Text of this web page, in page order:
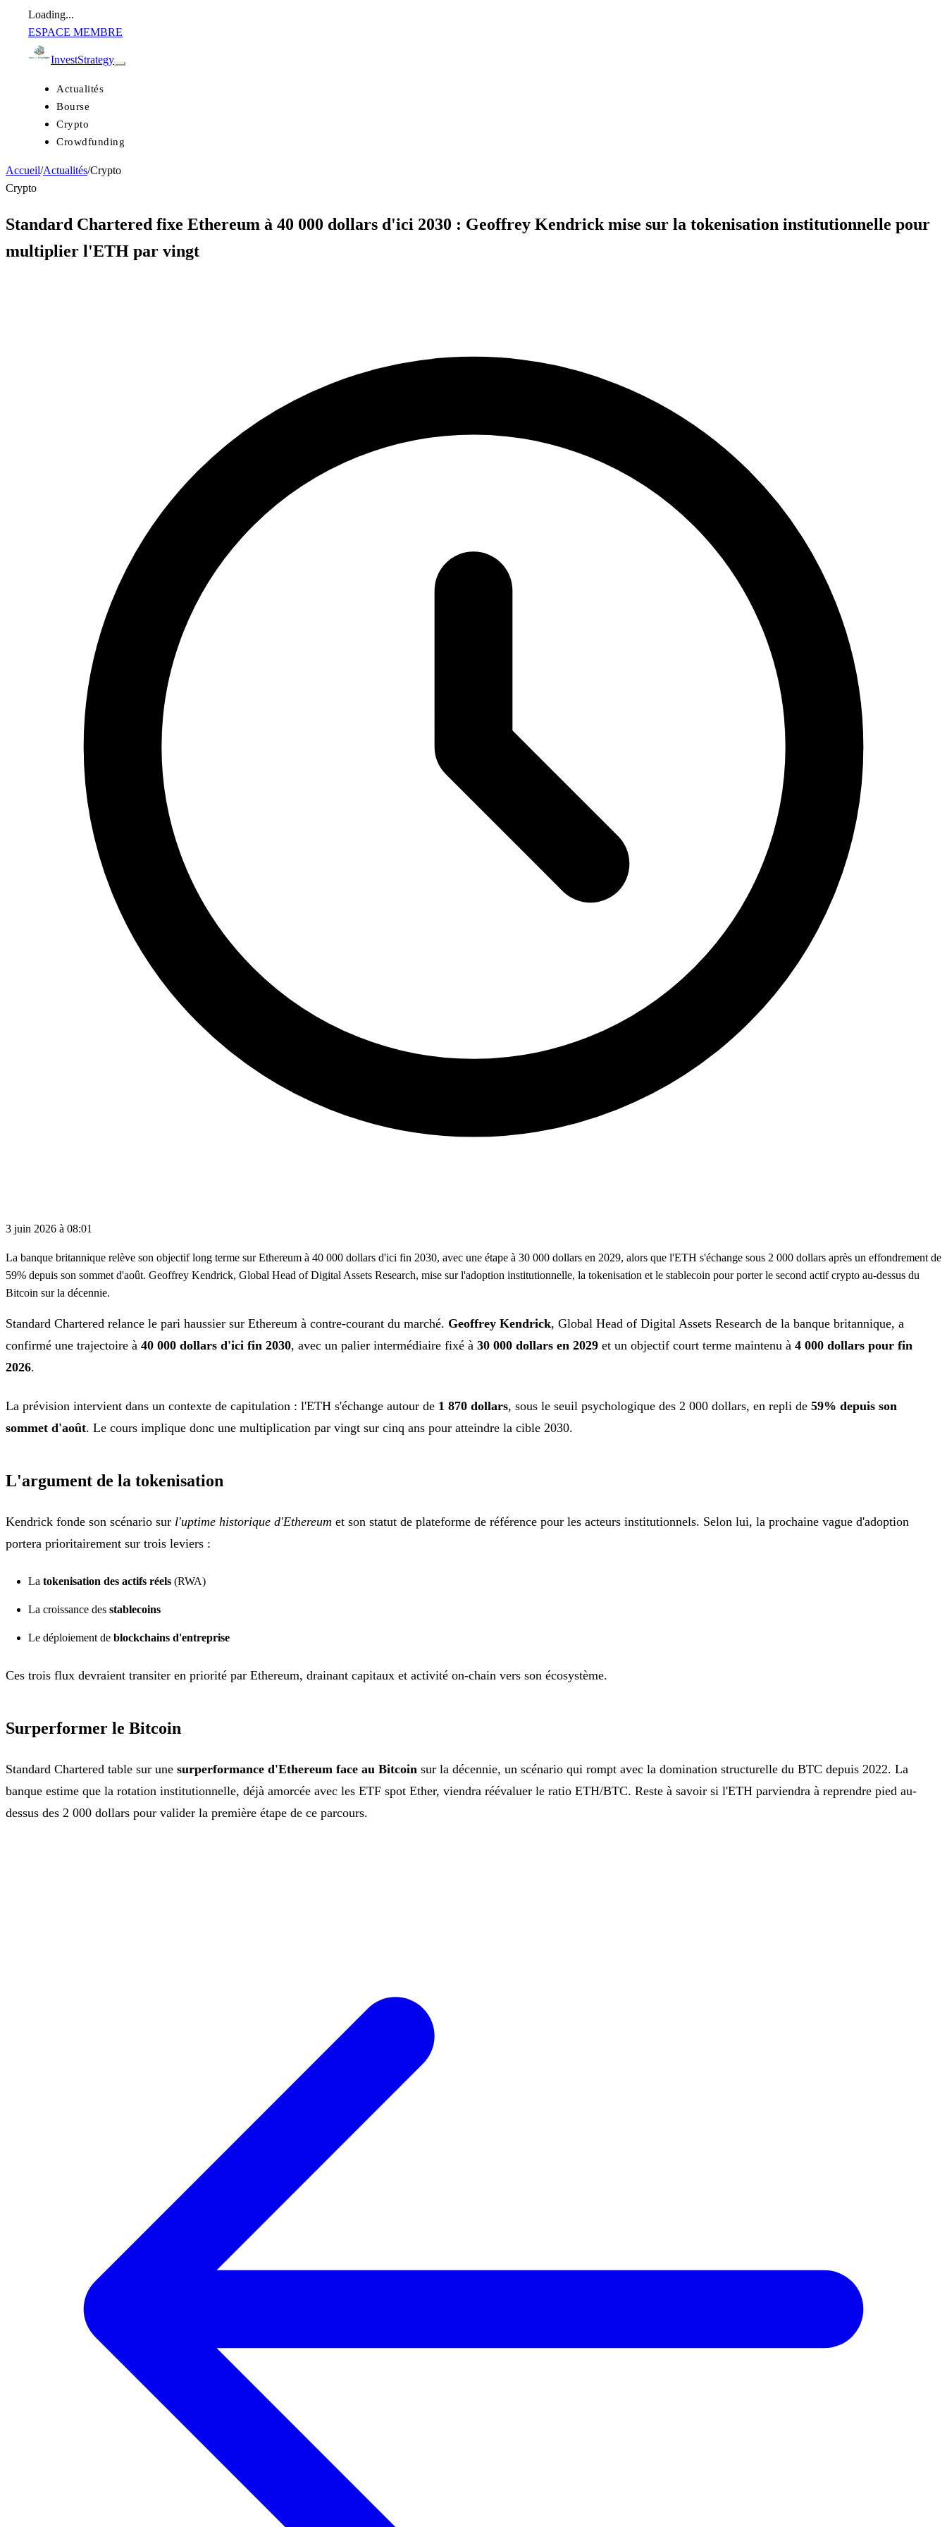
Loading...
ESPACE MEMBRE
InvestStrategy
Actualités
Bourse
Crypto
Crowdfunding
Accueil/Actualités/Crypto
Crypto
Standard Chartered fixe Ethereum à 40 000 dollars d'ici 2030 : Geoffrey Kendrick mise sur la tokenisation institutionnelle pour
multiplier l'ETH par vingt
3 juin 2026 à 08:01
La banque britannique relève son objectif long terme sur Ethereum à 40 000 dollars d'ici fin 2030, avec une étape à 30 000 dollars en 2029, alors que l'ETH s'échange sous 2 000 dollars après un effondrement de
59% depuis son sommet d'août. Geoffrey Kendrick, Global Head of Digital Assets Research, mise sur l'adoption institutionnelle, la tokenisation et le stablecoin pour porter le second actif crypto au-dessus du
Bitcoin sur la décennie.
Standard Chartered relance le pari haussier sur Ethereum à contre-courant du marché. Geoffrey Kendrick, Global Head of Digital Assets Research de la banque britannique, a
confirmé une trajectoire à 40 000 dollars d'ici fin 2030, avec un palier intermédiaire fixé à 30 000 dollars en 2029 et un objectif court terme maintenu à 4 000 dollars pour fin
2026.
La prévision intervient dans un contexte de capitulation : l'ETH s'échange autour de 1 870 dollars, sous le seuil psychologique des 2 000 dollars, en repli de 59% depuis son
sommet d'août. Le cours implique donc une multiplication par vingt sur cinq ans pour atteindre la cible 2030.
L'argument de la tokenisation
Kendrick fonde son scénario sur l'uptime historique d'Ethereum et son statut de plateforme de référence pour les acteurs institutionnels. Selon lui, la prochaine vague d'adoption
portera prioritairement sur trois leviers :
La tokenisation des actifs réels (RWA)
La croissance des stablecoins
Le déploiement de blockchains d'entreprise
Ces trois flux devraient transiter en priorité par Ethereum, drainant capitaux et activité on-chain vers son écosystème.
Surperformer le Bitcoin
Standard Chartered table sur une surperformance d'Ethereum face au Bitcoin sur la décennie, un scénario qui rompt avec la domination structurelle du BTC depuis 2022. La
banque estime que la rotation institutionnelle, déjà amorcée avec les ETF spot Ether, viendra réévaluer le ratio ETH/BTC. Reste à savoir si l'ETH parviendra à reprendre pied au-
dessus des 2 000 dollars pour valider la première étape de ce parcours.